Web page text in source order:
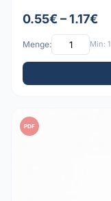
0.55€ – 1.17€
Menge: Min: 1
PDF